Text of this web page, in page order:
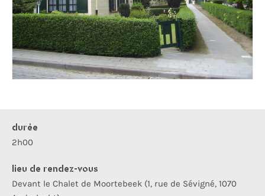
durée
2h00
lieu de rendez-vous
Devant le Chalet de Moortebeek (1, rue de Sévigné, 1070